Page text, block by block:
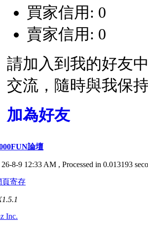
買家信用: 0
賣家信用: 0
請加入到我的好友
交流，隨時與我保
加為好友
論壇
8-9 12:33 AM , Processed in 0.013193
頁寄存
Inc.